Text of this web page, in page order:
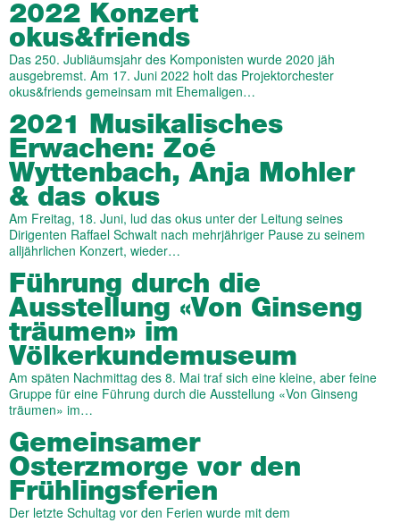
2022 Konzert
okus&friends
Das 250. Jubliäumsjahr des Komponisten wurde 2020 jäh
ausgebremst. Am 17. Juni 2022 holt das Projektorchester
okus&friends gemeinsam mit Ehemaligen…
2021 Musikalisches
Erwachen: Zoé
Wyttenbach, Anja Mohler
& das okus
Am Freitag, 18. Juni, lud das okus unter der Leitung seines
Dirigenten Raffael Schwalt nach mehrjähriger Pause zu seinem
alljährlichen Konzert, wieder…
Führung durch die
Ausstellung «Von Ginseng
träumen» im
Völkerkundemuseum
Am späten Nachmittag des 8. Mai traf sich eine kleine, aber feine
Gruppe für eine Führung durch die Ausstellung «Von Ginseng
träumen» im…
Gemeinsamer
Osterzmorge vor den
Frühlingsferien
Der letzte Schultag vor den Ferien wurde mit dem